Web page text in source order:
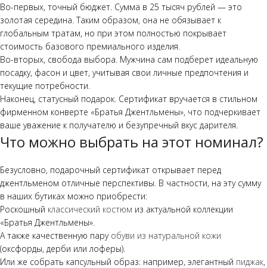
Во-первых, точный бюджет. Сумма в 25 тысяч рублей — это
золотая середина. Таким образом, она не обязывает к
глобальным тратам, но при этом полностью покрывает
стоимость базового премиального изделия.
Во-вторых, свобода выбора. Мужчина сам подберет идеальную
посадку, фасон и цвет, учитывая свои личные предпочтения и
текущие потребности.
Наконец, статусный подарок. Сертификат вручается в стильном
фирменном конверте «Братья Джентльмены», что подчеркивает
ваше уважение к получателю и безупречный вкус дарителя.
Что можно выбрать на этот номинал?
Безусловно, подарочный сертификат открывает перед
джентльменом отличные перспективы. В частности, на эту сумму
в наших бутиках можно приобрести:
Роскошный классический костюм из актуальной коллекции
«Братья Джентльмены».
А также качественную пару обуви из натуральной кожи
(оксфорды, дерби или лоферы).
Или же собрать капсульный образ: например, элегантный пиджак,